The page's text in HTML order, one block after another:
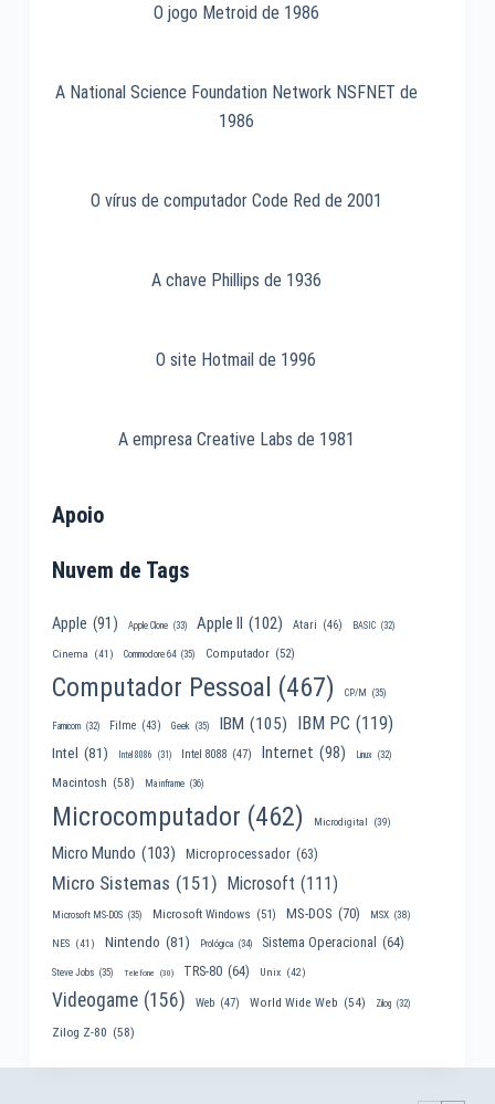
O jogo Metroid de 1986
A National Science Foundation Network NSFNET de
1986
O vírus de computador Code Red de 2001
A chave Phillips de 1936
O site Hotmail de 1996
A empresa Creative Labs de 1981
Apoio
Nuvem de Tags
Apple (91) Apple Clone (33) Apple II (102) Atari (46) BASIC (32)
Cinema (41) Commodore 64 (35) Computador (52)
Computador Pessoal (467) CP/M (35)
Famicom (32) Filme (43) Geek (35) IBM (105) IBM PC (119)
Intel (81) Intel 8086 (31) Intel 8088 (47) Internet (98) Linux (32)
Macintosh (58) Mainframe (36)
Microcomputador (462) Microdigital (39)
Micro Mundo (103) Microprocessador (63)
Micro Sistemas (151) Microsoft (111)
Microsoft MS-DOS (35) Microsoft Windows (51) MS-DOS (70) MSX (38)
NES (41) Nintendo (81) Prológica (34) Sistema Operacional (64)
Steve Jobs (35) Telefone (30) TRS-80 (64) Unix (42)
Videogame (156) Web (47) World Wide Web (54) Zilog (32)
Zilog Z-80 (58)